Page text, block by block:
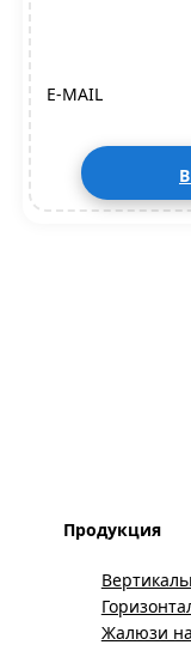
E-MAIL
Продукция
Жалюзи